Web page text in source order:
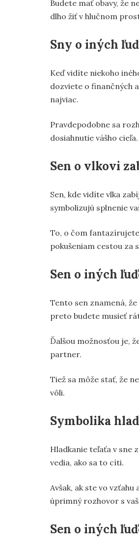
Budete mať obavy, že
dlho žiť v hlučnom
Sny o iných
Keď vidíte niekoho
dozviete o finančných
najviac.
Pravdepodobne sa
dosiahnutie vášho cieľa.
Sen o vlkovi
Sen, kde vidíte vlka
symbolizujú splnenie
To, o čom
pokušeniam cestou za
Sen o iných
Tento sen znamená,
preto budete musieť
Ďalšou možnosťou je,
partner.
Tiež sa môže stať, že
vôli.
Symbolika
Hladkanie teľaťa v sne
vedia, ako sa to cíti.
Avšak, ak ste vo
úprimný rozhovor s
Sen o iných